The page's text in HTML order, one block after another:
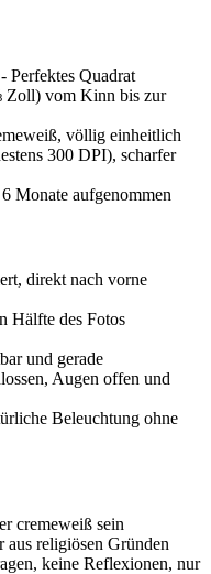
Perfektes Quadrat
Zoll) vom Kinn bis zur
völlig einheitlich
300 DPI), scharfer
Monate aufgenommen
direkt nach vorne
Hälfte des Fotos
und gerade
Augen offen und
Beleuchtung ohne
cremeweiß sein
aus religiösen Gründen
keine Reflexionen, nur